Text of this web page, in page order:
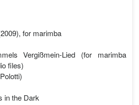
for marimba
Vergißmein-Lied (for marimba
files)
in the Dark